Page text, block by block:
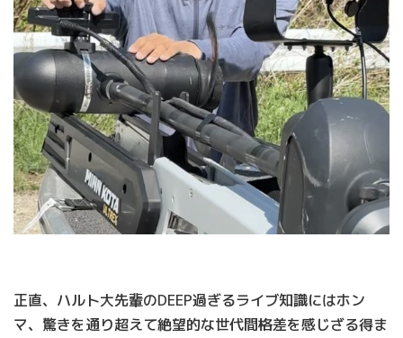
正直、ハルト大先輩のDEEP過ぎるライブ知識にはホン
マ、驚きを通り超えて絶望的な世代間格差を感じざる得ま